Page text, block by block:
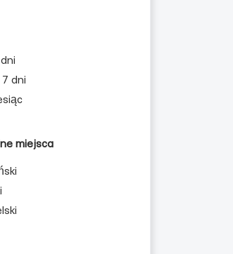
7 dni
miejsca